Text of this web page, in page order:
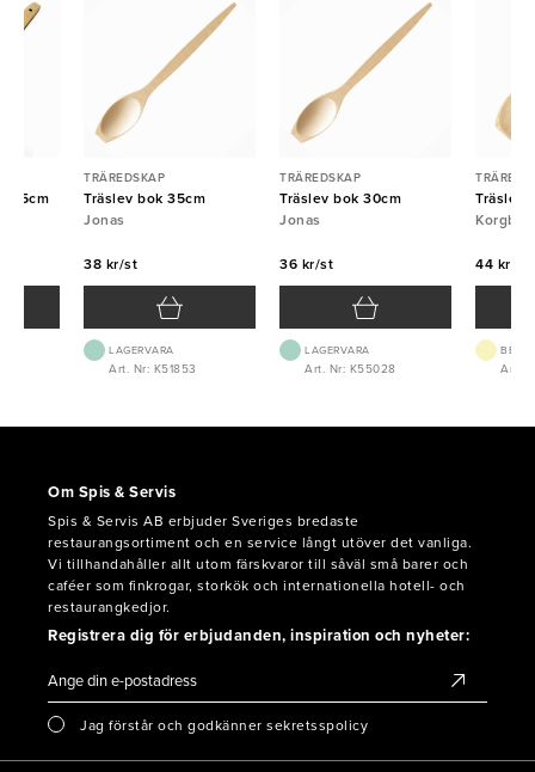
25cm
TRÄREDSKAP
Träslev bok 35cm
Jonas
38 kr/st
LAGERVARA
Art. Nr: K51853
TRÄREDSKAP
Träslev bok 30cm
Jonas
36 kr/st
LAGERVARA
Art. Nr: K55028
Träslev
44 kr/st
Art.
Om Spis & Servis
Spis & Servis AB erbjuder Sveriges bredaste
restaurangsortiment och en service långt utöver det vanliga.
Vi tillhandahåller allt utom färskvaror till såväl små barer och
caféer som finkrogar, storkök och internationella hotell- och
restaurangkedjor.
Registrera dig för erbjudanden, inspiration och nyheter:
Jag förstår och godkänner sekretsspolicy